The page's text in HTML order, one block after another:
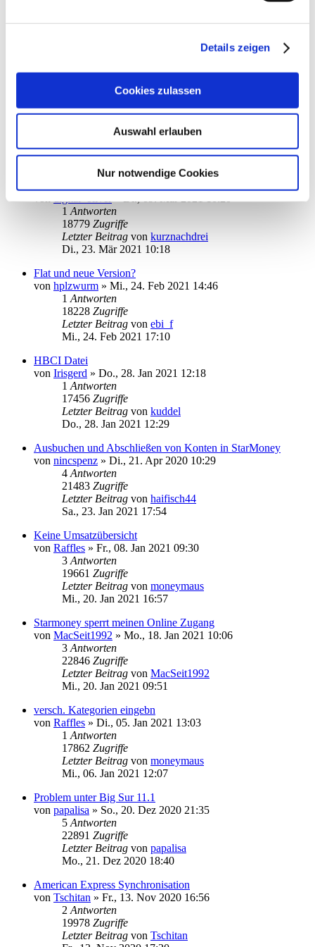
Details zeigen
Cookies zulassen
Auswahl erlauben
Nur notwendige Cookies
vonwebbymaster»Mo., 17. Mai 2021 09:27
Di., 18. Mai 2021 11:28
vonmike.loew»Do., 11. Mär 2021 21:04
Zugriffe
Letzter Beitragvonmoneymaus
1 Antworten
18779 Zugriffe
Letzter Beitrag von kurznachdrei
Di., 23. Mär 2021 10:18
Flat und neue Version?
von hplzwurm » Mi., 24. Feb 2021 14:46
1 Antworten
18228 Zugriffe
Letzter Beitrag von ebi_f
Mi., 24. Feb 2021 17:10
HBCI Datei
von Irisgerd » Do., 28. Jan 2021 12:18
1 Antworten
17456 Zugriffe
Letzter Beitrag von kuddel
Do., 28. Jan 2021 12:29
Ausbuchen und Abschließen von Konten in StarMoney
von nincspenz » Di., 21. Apr 2020 10:29
4 Antworten
21483 Zugriffe
Letzter Beitrag von haifisch44
Sa., 23. Jan 2021 17:54
Keine Umsatzübersicht
von Raffles » Fr., 08. Jan 2021 09:30
3 Antworten
19661 Zugriffe
Letzter Beitrag von moneymaus
Mi., 20. Jan 2021 16:57
Starmoney sperrt meinen Online Zugang
von MacSeit1992 » Mo., 18. Jan 2021 10:06
3 Antworten
22846 Zugriffe
Letzter Beitrag von MacSeit1992
Mi., 20. Jan 2021 09:51
versch. Kategorien eingebn
von Raffles » Di., 05. Jan 2021 13:03
1 Antworten
17862 Zugriffe
Letzter Beitrag von moneymaus
Mi., 06. Jan 2021 12:07
Problem unter Big Sur 11.1
von papalisa » So., 20. Dez 2020 21:35
5 Antworten
22891 Zugriffe
Letzter Beitrag von papalisa
Mo., 21. Dez 2020 18:40
American Express Synchronisation
von Tschitan » Fr., 13. Nov 2020 16:56
2 Antworten
19978 Zugriffe
Letzter Beitrag von Tschitan